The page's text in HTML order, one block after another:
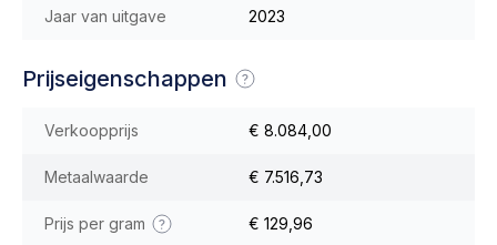
Jaar van uitgave 2023
Prijseigenschappen
Verkoopprijs € 8.084,00
Metaalwaarde € 7.516,73
Prijs per gram € 129,96